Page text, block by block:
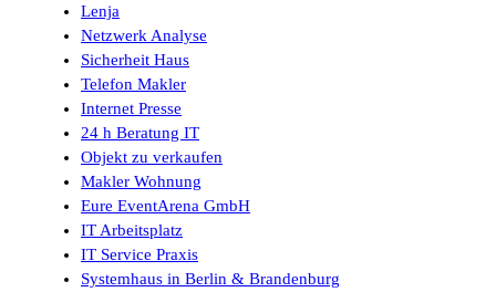
Lenja
Netzwerk Analyse
Sicherheit Haus
Telefon Makler
Internet Presse
24 h Beratung IT
Objekt zu verkaufen
Makler Wohnung
Eure EventArena GmbH
IT Arbeitsplatz
IT Service Praxis
Systemhaus in Berlin & Brandenburg